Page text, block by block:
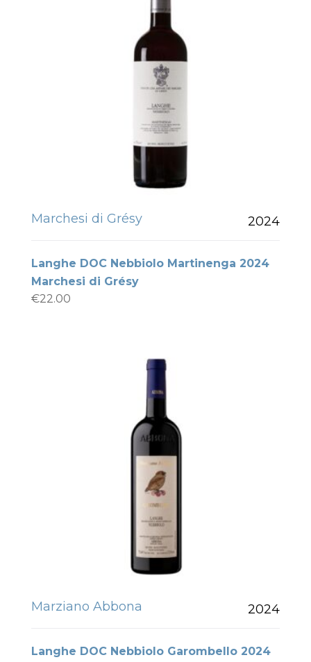
Marchesi di Grésy 2024
Langhe DOC Nebbiolo Martinenga 2024
Marchesi di Grésy
€22.00
Marziano Abbona 2024
Langhe DOC Nebbiolo Garombello 2024